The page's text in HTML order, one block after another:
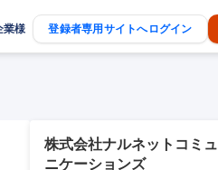
業様 登録者専用サイトへログイン
株式会社ナルネットコミュ
ニケーションズ